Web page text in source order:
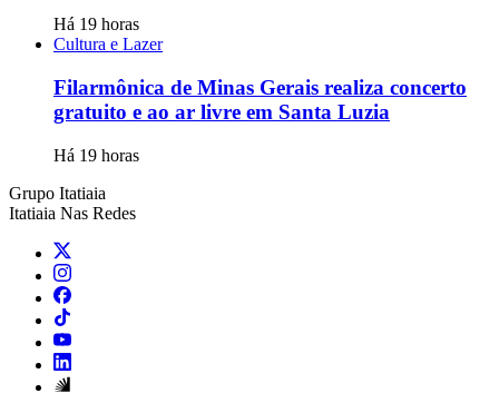
Há 19 horas
Cultura e Lazer
Filarmônica de Minas Gerais realiza concerto
gratuito e ao ar livre em Santa Luzia
Há 19 horas
Grupo Itatiaia
Itatiaia Nas Redes